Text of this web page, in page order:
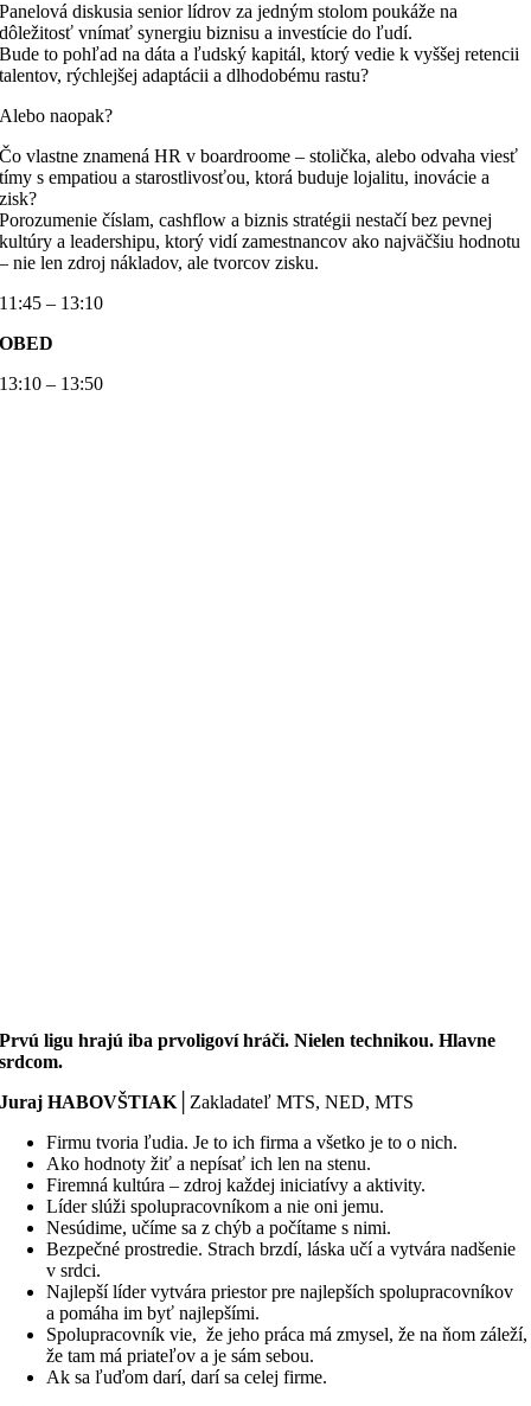
Panelová diskusia senior lídrov za jedným stolom poukáže na
dôležitosť vnímať synergiu biznisu a investície do ľudí.
Bude to pohľad na dáta a ľudský kapitál, ktorý vedie k vyššej retencii
talentov, rýchlejšej adaptácii a dlhodobému rastu?
Alebo naopak?
Čo vlastne znamená HR v boardroome – stolička, alebo odvaha viesť
tímy s empatiou a starostlivosťou, ktorá buduje lojalitu, inovácie a
zisk?
Porozumenie číslam, cashflow a biznis stratégii nestačí bez pevnej
kultúry a leadershipu, ktorý vidí zamestnancov ako najväčšiu hodnotu
– nie len zdroj nákladov, ale tvorcov zisku.
11:45 – 13:10
OBED
13:10 – 13:50
Prvú ligu hrajú iba prvoligoví hráči. Nielen technikou. Hlavne
srdcom.
Juraj HABOVŠTIAK│Zakladateľ MTS, NED, MTS
Firmu tvoria ľudia. Je to ich firma a všetko je to o nich.
Ako hodnoty žiť a nepísať ich len na stenu.
Firemná kultúra – zdroj každej iniciatívy a aktivity.
Líder slúži spolupracovníkom a nie oni jemu.
Nesúdime, učíme sa z chýb a počítame s nimi.
Bezpečné prostredie. Strach brzdí, láska učí a vytvára nadšenie
v srdci.
Najlepší líder vytvára priestor pre najlepších spolupracovníkov
a pomáha im byť najlepšími.
Spolupracovník vie, že jeho práca má zmysel, že na ňom záleží,
že tam má priateľov a je sám sebou.
Ak sa ľuďom darí, darí sa celej firme.